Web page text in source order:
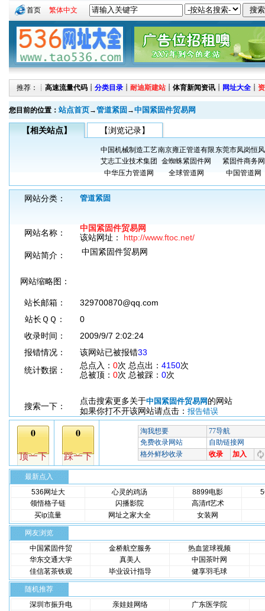
首页 繁体中文
推荐：┊ 高速流量代码 ┊ 分类目录 ┊ 耐迪斯建站 ┊ 体育新闻资讯 ┊ 网址大全 ┊
您目前的位置： 站点首页→管道紧固 →中国紧固件贸易网
【相关站点】 【浏览记录】
中国机械制造工艺南京雍正管道有限东莞市凤岗恒
艾志工业技术集团
金蜘蛛紧固件网
紧固件商务网
中华压力管道网
全球管道网 中国管道网
网站分类： 管道紧固
网站名称：
中国紧固件贸易网
该站网址： http://www.ftoc.net/
网站简介：
中国紧固件贸易网
网站缩略图：
站长邮箱：
329700870@qq.com
站长ＱＱ：
0
收录时间：
2009/9/7 2:02:24
报错情况：
该网站已被报错33
统计数据：
总点入： 0次 总点出： 4150次
总被顶： 0次 总被踩： 0次
搜索一下：
点击搜索更多关于中国紧固件贸易网 的网站
如果你打不开该网站请点击： 报告错误
最新点入
536网址大
心灵的鸡汤 8899电影
领悟格子链
闪播影院
高清rt艺术
买ip流量
网址之家大全 女装网
网友浏览
中国紧固件贸
金桥航空服务
热血篮球视频
华东交通大学
真美人
中国茶叶网
佳信茗茶铁观
毕业设计指导 健享羽毛球
随机推荐
深圳市振升电
亲娃娃网络
广东医学院